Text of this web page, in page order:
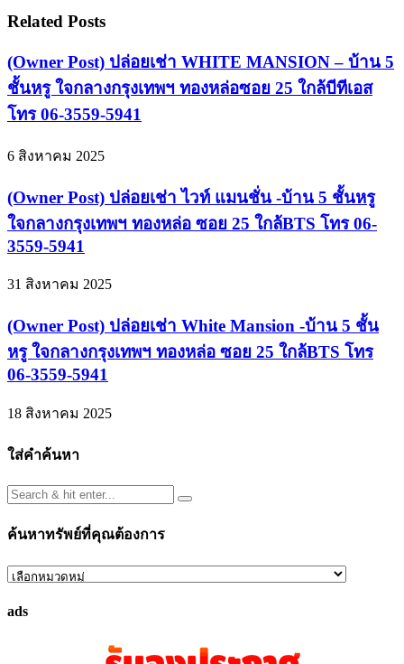
Related Posts
(Owner Post) ปล่อยเช่า WHITE MANSION – บ้าน 5
ชั้นหรู ใจกลางกรุงเทพฯ ทองหล่อซอย 25 ใกล้บีทีเอส
โทร 06-3559-5941
6 สิงหาคม 2025
(Owner Post) ปล่อยเช่า ไวท์ แมนชั่น -บ้าน 5 ชั้นหรู
ใจกลางกรุงเทพฯ ทองหล่อ ซอย 25 ใกล้BTS โทร 06-
3559-5941
31 สิงหาคม 2025
(Owner Post) ปล่อยเช่า White Mansion -บ้าน 5 ชั้น
หรู ใจกลางกรุงเทพฯ ทองหล่อ ซอย 25 ใกล้BTS โทร
06-3559-5941
18 สิงหาคม 2025
ใส่คำค้นหา
ค้นหาทรัพย์ที่คุณต้องการ
ค้นหา
ที่
ads